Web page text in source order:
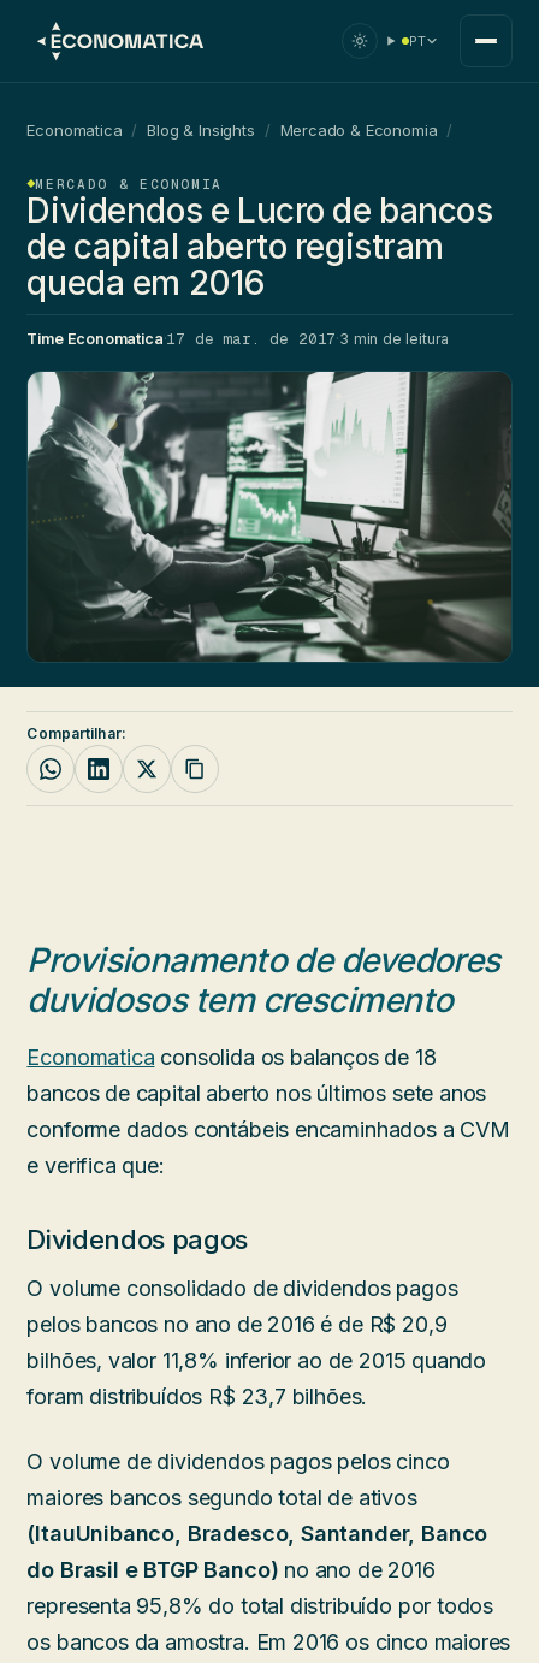
PT
Economatica / Blog & Insights / Mercado & Economia /
MERCADO & ECONOMIA
Dividendos e Lucro de bancos
de capital aberto registram
queda em 2016
Time Economatica·17 de mar. de 2017·3 min de leitura
Compartilhar:
Provisionamento de devedores
duvidosos tem crescimento
Economatica consolida os balanços de 18
bancos de capital aberto nos últimos sete anos
conforme dados contábeis encaminhados a CVM
e verifica que:
Dividendos pagos
O volume consolidado de dividendos pagos
pelos bancos no ano de 2016 é de R$ 20,9
bilhões, valor 11,8% inferior ao de 2015 quando
foram distribuídos R$ 23,7 bilhões.
O volume de dividendos pagos pelos cinco
maiores bancos segundo total de ativos
(ItauUnibanco, Bradesco, Santander, Banco
do Brasil e BTGP Banco) no ano de 2016
representa 95,8% do total distribuído por todos
os bancos da amostra. Em 2016 os cinco maiores